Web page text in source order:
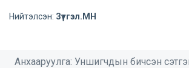
Нийтэлсэн: Зүтгэл.МН
Анхааруулга: Уншигчдын бичсэн